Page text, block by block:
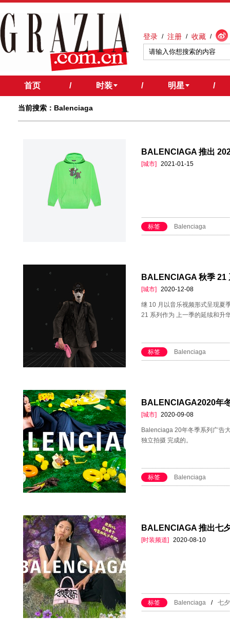
登录 / 注册 / 收藏 /
首页 / 时装 / 明星 /
当前搜索：Balenciaga
BALENCIAGA 推出
[城市] 2021-01-15
标签 Balenciaga
BALENCIAGA 秋季 21
[城市] 2020-12-08
继 10 月以音乐视频形式呈现夏
21 系列作为 上一季的延续和升
标签 Balenciaga
BALENCIAGA2020年
[城市] 2020-09-08
Balenciaga 20年冬季系列广告
独立拍摄 完成的。
标签 Balenciaga
BALENCIAGA 推出七
[时装频道] 2020-08-10
标签 Balenciaga / 七